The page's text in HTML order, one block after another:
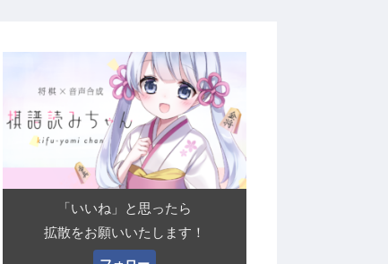
「いいね」と思ったら
拡散をお願いいたします！